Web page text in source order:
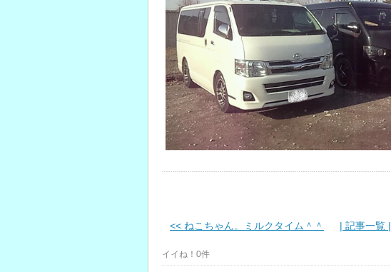
<< ねこちゃん。ミルクタイム＾＾ | 記事一覧 |
イイね！0件